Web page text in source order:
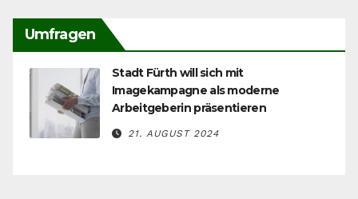
Umfragen
Stadt Fürth will sich mit
Imagekampagne als moderne
Arbeitgeberin präsentieren
21. AUGUST 2024